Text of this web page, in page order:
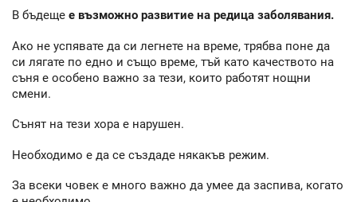
В бъдеще е възможно развитие на редица заболявания.
Ако не успявате да си легнете на време, трябва поне да
си лягате по едно и също време, тъй като качеството на
съня е особено важно за тези, които работят нощни
смени.
Сънят на тези хора е нарушен.
Необходимо е да се създаде някакъв режим.
За всеки човек е много важно да умее да заспива, когато